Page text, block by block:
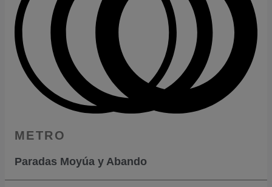
METRO
Paradas Moyúa y Abando